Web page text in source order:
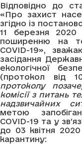
Відповідно до
«Про захист
згідно із
11 березня
поширенню на
COVID-19»,
засідання
екологічної
(протокол від
протоколу
комісії з питань
надзвичайних
метою
COVID-19 та у
до 03 квітня 2020
карантину: